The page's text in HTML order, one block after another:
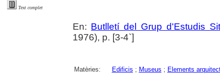
Text complet
En: Butlletí del Grup d'Estudis
1976), p. [3-4`]
Matèries: Edificis ; Museus ; Elements